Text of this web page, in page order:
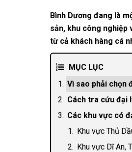
Bình Dương đang là
sản, khu công nghiệp
từ cả khách hàng cá
MỤC LỤC
Vì sao phải chọn
Cách tra cứu đại
Các khu vực có
Khu vực Thủ
Khu vực Dĩ An,